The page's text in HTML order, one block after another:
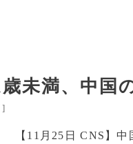
未満、中国
]
【11月25日 CNS】